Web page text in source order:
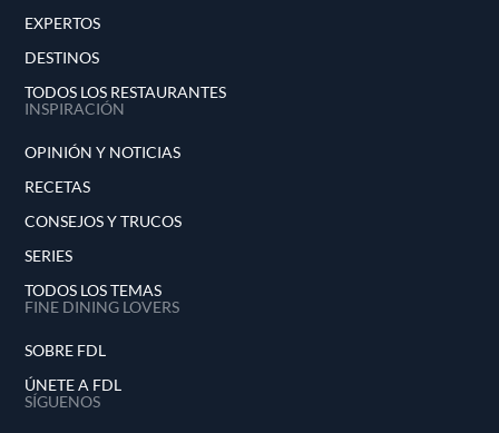
EXPERTOS
DESTINOS
TODOS LOS RESTAURANTES
INSPIRACIÓN
OPINIÓN Y NOTICIAS
RECETAS
CONSEJOS Y TRUCOS
SERIES
TODOS LOS TEMAS
FINE DINING LOVERS
SOBRE FDL
ÚNETE A FDL
SÍGUENOS